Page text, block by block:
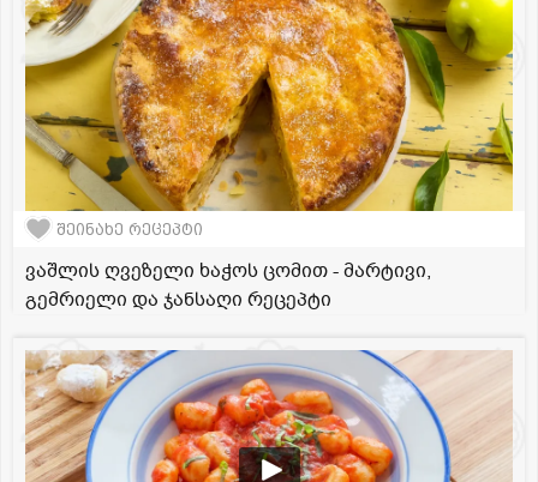
შეინახე რეცეპტი
ვაშლის ღვეზელი ხაჭოს ცომით - მარტივი,
გემრიელი და ჯანსაღი რეცეპტი